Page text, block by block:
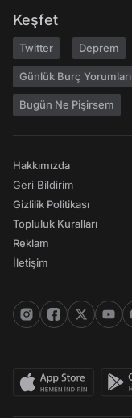
Keşfet
Twitter Deprem
Günlük Burç Yorumları
Bugün Ne Pişirsem
Hakkımızda
Geri Bildirim
Gizlilik Politikası
Topluluk Kuralları
Reklam
İletişim